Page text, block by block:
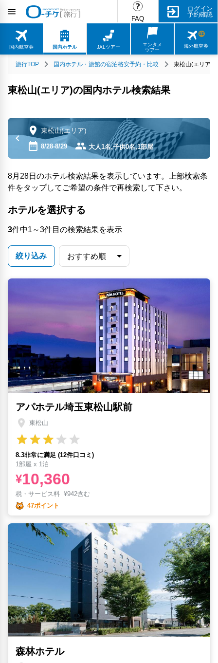
FAQ
ログイン
予約確認
国内航空券 国内ホテル JALツアー
エンタメ
ツアー
海外航空券
旅行TOP 国内ホテル・旅館の宿泊格安予約・比較 東松山(エリア)
東松山(エリア)の国内ホテル検索結果
東松山(エリア)
8/28-8/29 大人1名,子供0名,1部屋
8月28日のホテル検索結果を表示しています。上部検索条
件をタップしてご希望の条件で再検索して下さい。
ホテルを選択する
3件中1～3件目の検索結果を表示
絞り込み
アパホテル埼玉東松山駅前
東松山
8.3非常に満足 (12件口コミ)
1部屋 x 1泊
¥10,360
税・サービス料 ¥942含む
47ポイント
森林ホテル